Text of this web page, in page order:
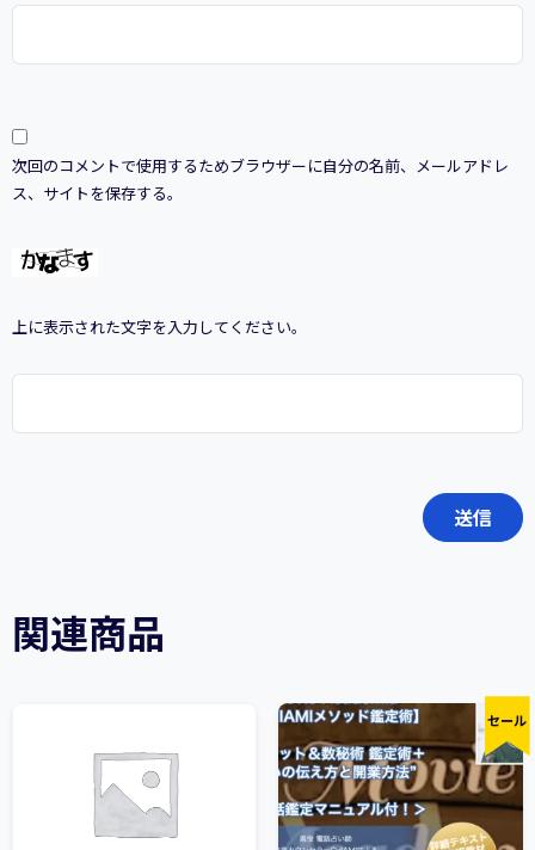
次回のコメントで使用するためブラウザーに自分の名前、メールアドレ
ス、サイトを保存する。
上に表示された文字を入力してください。
関連商品
セール